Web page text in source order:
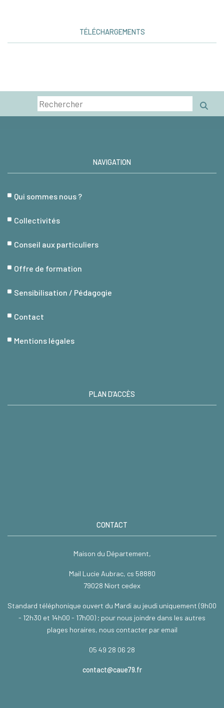
TÉLÉCHARGEMENTS
NAVIGATION
Qui sommes nous ?
Collectivités
Conseil aux particuliers
Offre de formation
Sensibilisation / Pédagogie
Contact
Mentions légales
PLAN D’ACCÈS
CONTACT
Maison du Département,
Mail Lucie Aubrac, cs 58880
79028 Niort cedex
Standard téléphonique ouvert du Mardi au jeudi uniquement (9h00
- 12h30 et 14h00 - 17h00) ; pour nous joindre dans les autres
plages horaires, nous contacter par email
05 49 28 06 28
contact@caue79.fr